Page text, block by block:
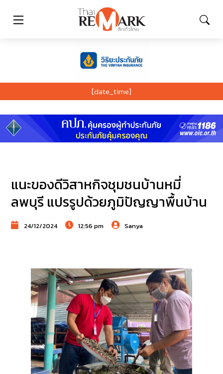
[date_time]
แนะของดีวิสาหกิจชุมชนบ้านหมี่
ลพบุรี แปรรูปด้วยภูมิปัญญาพื้นบ้าน
24/12/2024 12:56 pm Sanya